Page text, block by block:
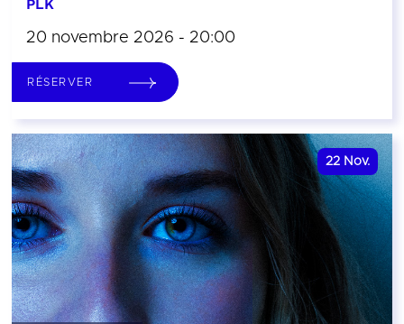
PLK
20 novembre 2026 - 20:00
RÉSERVER
22 Nov.